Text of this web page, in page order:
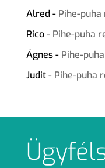
Alred- Pihe-
Rico- Pihe-puha
Ágnes- Pihe-
Judit- Pihe-puha